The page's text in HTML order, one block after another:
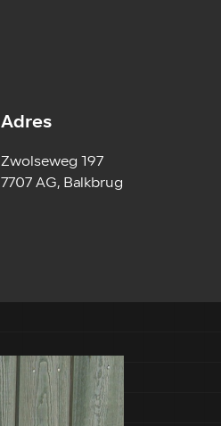
Adres
Zwolseweg 197
7707 AG, Balkbrug